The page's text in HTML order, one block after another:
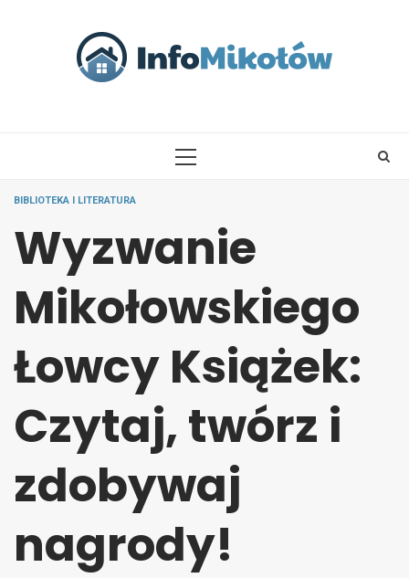
PRIMARY
BIBLIOTEKA I LITERATURA
Wyzwanie
Mikołowskiego
Łowcy Książek:
Czytaj, twórz i
zdobywaj
nagrody!